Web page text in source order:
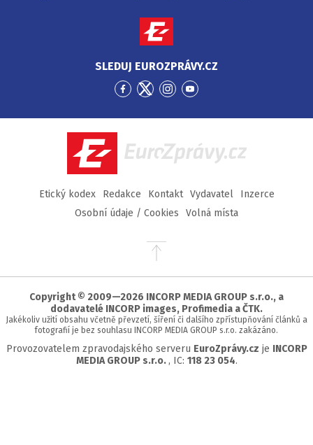
SLEDUJ EUROZPRÁVY.CZ
Přejít
Facebook
Přejít
Twitter
Přejít
Instagram
Přejít
YouTube
EuroZprávy.cz
Etický kodex Redakce Kontakt Vydavatel
Inzerce
Osobní údaje / Cookies
Volná místa
Přejít
stránky
Copyright © 2009—2026 INCORP MEDIA GROUP s.r.o., a
dodavatelé INCORP images, Profimedia a ČTK.
Jakékoliv užití obsahu včetně převzetí, šíření či dalšího zpřístupňování článků a
fotografií je bez souhlasu INCORP MEDIA GROUP s.r.o. zakázáno.
Provozovatelem zpravodajského serveru EuroZprávy.cz je INCORP
MEDIA GROUP s.r.o. , IC: 118 23 054.